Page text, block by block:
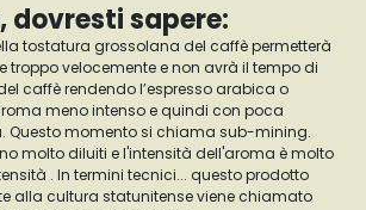
dovresti sapere:
tostatura grossolana del caffè permetterà
troppo velocemente e non avrà il tempo di
caffè rendendo l’espresso arabica o
meno intenso e quindi con poca
Questo momento si chiama sub-mining.
molto diluiti e l'intensità dell'aroma è molto
. In termini tecnici... questo prodotto
alla cultura statunitense viene chiamato